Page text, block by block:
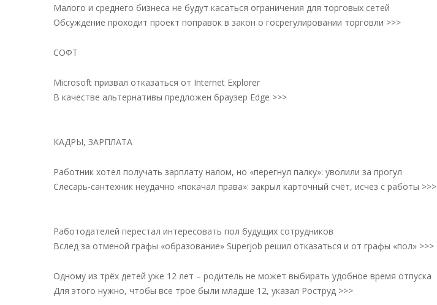
Малого и среднего бизнеса не будут касаться ограничения для торговых сетей
Обсуждение проходит проект поправок в закон о госрегулировании торговли >>>
СОФТ
Microsoft призвал отказаться от Internet Explorer
В качестве альтернативы предложен браузер Edge >>>
КАДРЫ, ЗАРПЛАТА
Работник хотел получать зарплату налом, но «перегнул палку»: уволили за прогул
Слесарь-сантехник неудачно «покачал права»: закрыл карточный счёт, исчез с работы >>>
Работодателей перестал интересовать пол будущих сотрудников
Вслед за отменой графы «образование» Superjob решил отказаться и от графы «пол» >>>
Одному из трёх детей уже 12 лет – родитель не может выбирать удобное время отпуска
Для этого нужно, чтобы все трое были младше 12, указал Роструд >>>